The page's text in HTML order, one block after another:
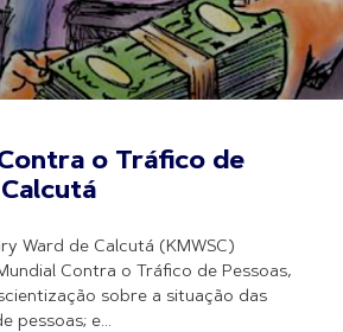
o Tráfico de
Ward de Calcutá (KMWSC)
Contra o Tráfico de Pessoas,
sobre a situação das
pessoas; e